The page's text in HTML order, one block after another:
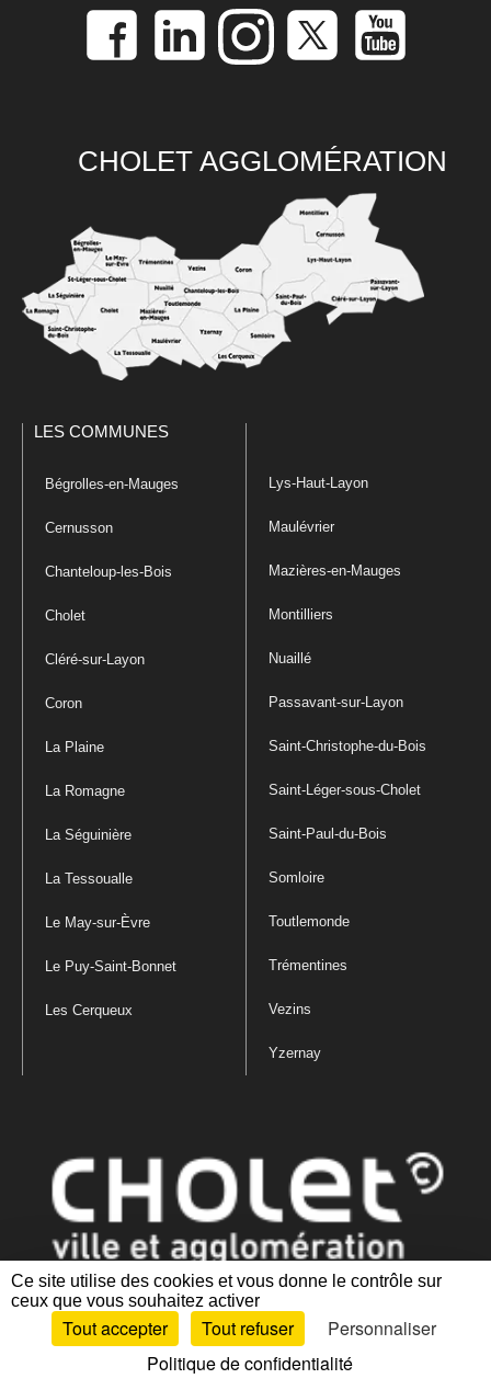
Ce site utilise des cookies et vous donne le contrôle sur
ceux que vous souhaitez activer
Tout accepter Tout refuser
Personnaliser
Politique de confidentialité
CHOLET AGGLOMÉRATION
LES COMMUNES
Bégrolles-en-Mauges
Cernusson
Chanteloup-les-Bois
Cholet
Cléré-sur-Layon
Coron
La Plaine
La Romagne
La Séguinière
La Tessoualle
Le May-sur-Èvre
Le Puy-Saint-Bonnet
Les Cerqueux
Lys-Haut-Layon
Maulévrier
Mazières-en-Mauges
Montilliers
Nuaillé
Passavant-sur-Layon
Saint-Christophe-du-Bois
Saint-Léger-sous-Cholet
Saint-Paul-du-Bois
Somloire
Toutlemonde
Trémentines
Vezins
Yzernay
Mentions légales|Politique de confidentialité
des cookies |Plan du site Accessibilité : partiellement conforme